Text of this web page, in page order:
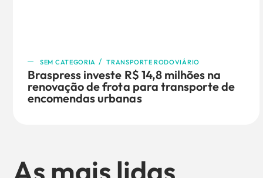
SEM CATEGORIA / TRANSPORTE RODOVIÁRIO
Braspress investe R$ 14,8 milhões na
renovação de frota para transporte de
encomendas urbanas